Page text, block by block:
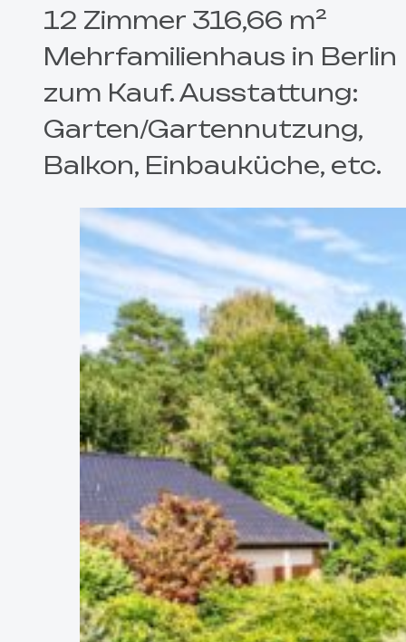
12 Zimmer 316,66 m²
Mehrfamilienhaus in Berlin
zum Kauf. Ausstattung:
Garten/Gartennutzung,
Balkon, Einbauküche, etc.